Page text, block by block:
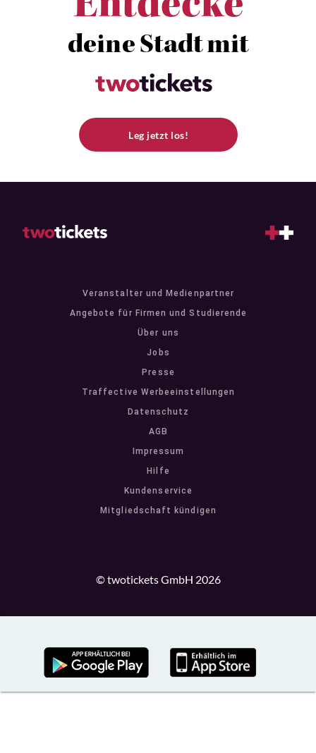
deine Stadt mit
Leg jetzt los!
Veranstalter und Medienpartner
Angebote für Firmen und Studierende
Über uns
Jobs
Presse
Traffective Werbeeinstellungen
Datenschutz
AGB
Impressum
Hilfe
Kundenservice
Mitgliedschaft kündigen
© twotickets GmbH 2026